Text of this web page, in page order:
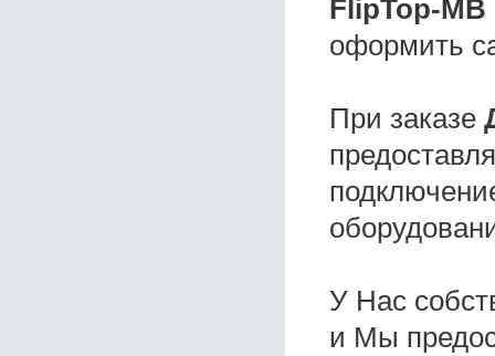
FlipTop-MB
оформить
При заказе
У Нас
и Мы